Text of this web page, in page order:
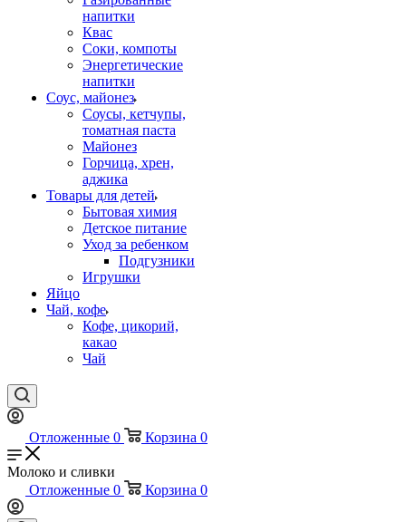
напитки
Квас
Соки, компоты
Энергетические
напитки
Соус, майонез
Соусы, кетчупы,
томатная паста
Майонез
Горчица, хрен,
аджика
Товары для детей
Бытовая химия
Детское питание
Уход за ребенком
Подгузники
Игрушки
Яйцо
Чай, кофе
Кофе, цикорий,
какао
Чай
Отложенные 0 Корзина 0
Молоко и сливки
Отложенные 0 Корзина 0